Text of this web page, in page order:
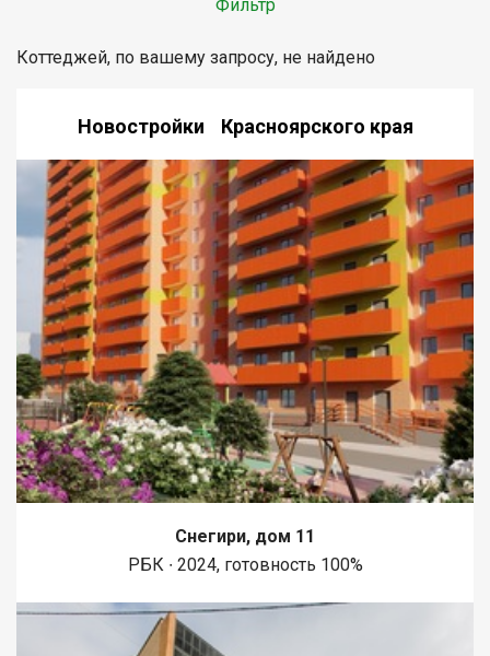
Фильтр
Коттеджей, по вашему запросу, не найдено
Новостройки Красноярского края
Снегири, дом 11
РБК ∙ 2024, готовность 100%